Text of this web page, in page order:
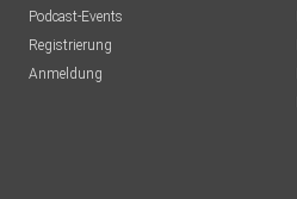
Podcast-Events
Registrierung
Anmeldung